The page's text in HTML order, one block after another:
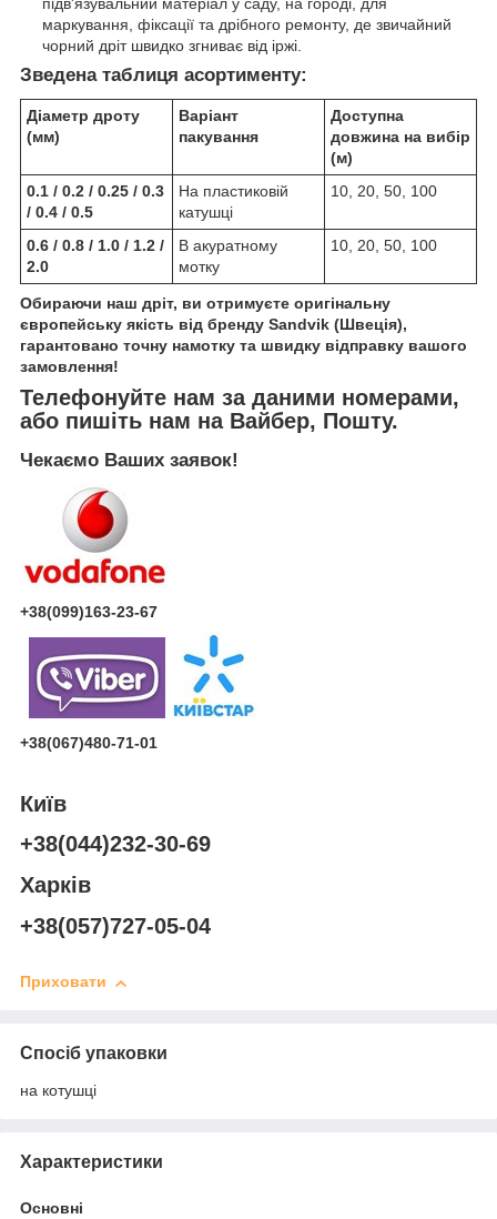
підв'язувальний матеріал у саду, на городі, для
маркування, фіксації та дрібного ремонту, де звичайний
чорний дріт швидко згниває від іржі.
Зведена таблиця асортименту:
Діаметр дроту
(мм)
Варіант
пакування
Доступна
довжина на вибір
(м)
0.1 / 0.2 / 0.25 / 0.3
/ 0.4 / 0.5
На пластиковій
катушці
10, 20, 50, 100
0.6 / 0.8 / 1.0 / 1.2 /
2.0
В акуратному
мотку
10, 20, 50, 100
Обираючи наш дріт, ви отримуєте оригінальну
європейську якість від бренду Sandvik (Швеція),
гарантовано точну намотку та швидку відправку вашого
замовлення!
Телефонуйте нам за даними номерами,
або пишіть нам на Вайбер, Пошту.
Чекаємо Ваших заявок!
+38(099)163-23-67
+38(067)480-71-01
Київ
+38(044)232-30-69
Харків
+38(057)727-05-04
Приховати
Спосіб упаковки
на котушці
Характеристики
Основні